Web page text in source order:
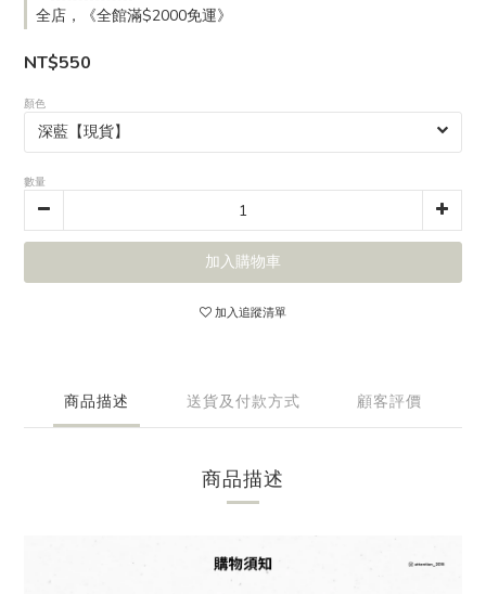
全店，《全館滿$2000免運》
NT$550
顏色
數量
加入購物車
加入追蹤清單
商品描述 送貨及付款方式 顧客評價
商品描述